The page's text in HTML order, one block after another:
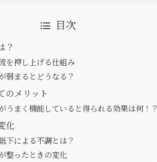
目次
？
を押し上げる仕組み
弱まるとどうなる？
のメリット
うまく機能していると得られる効果は何！？
化
下による不調とは？
整ったときの変化